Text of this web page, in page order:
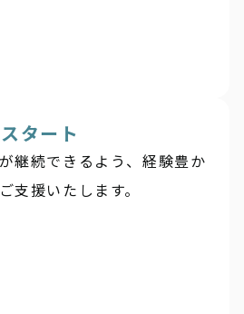
タート
継続できるよう、経験豊か
支援いたします。